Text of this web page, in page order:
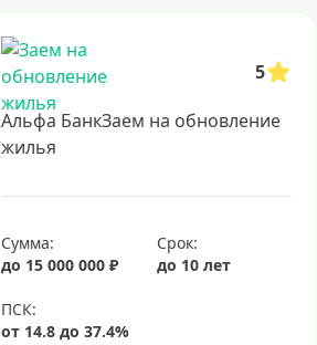
5
Альфа БанкЗаем на обновление
жилья
Сумма:
до 15 000 000 ₽
Срок:
до 10 лет